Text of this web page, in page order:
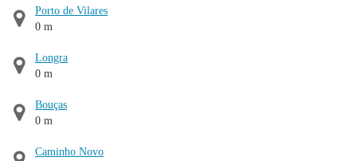
Porto de Vilares
0 m
Longra
0 m
Bouças
0 m
Caminho Novo